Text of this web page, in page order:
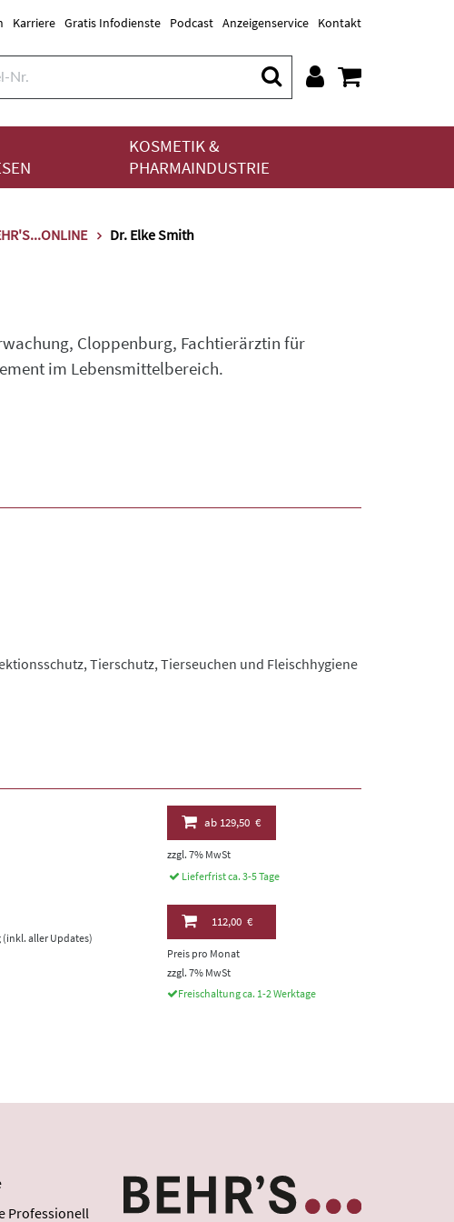
Karriere Gratis Infodienste Podcast Anzeigenservice Kontakt
KOSMETIK &
PHARMAINDUSTRIE
Dr. Elke Smith
Cloppenburg, Fachtierärztin für
im Lebensmittelbereich.
Tierschutz, Tierseuchen und Fleischhygiene
ab129,50 €
zzgl. 7% MwSt
Lieferfrist ca. 3-5 Tage
aller Updates)
112,00 €
Preis pro Monat
zzgl. 7% MwSt
Freischaltung ca. 1-2 Werktage
Professionell